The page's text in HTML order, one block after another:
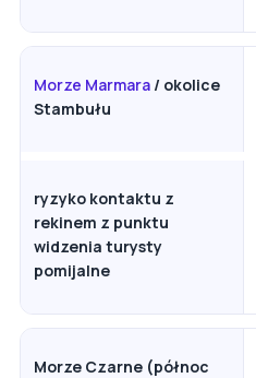
Morze Marmara / okolice
Stambułu
ryzyko kontaktu z
rekinem z punktu
widzenia turysty
pomijalne
Morze Czarne (północ